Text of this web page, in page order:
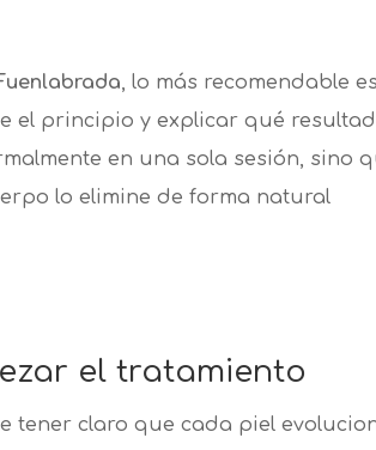
, lo más recomendable es
el principio y explicar qué
en una sola sesión, sino
lo elimine de forma natural
el tratamiento
tener claro que cada piel